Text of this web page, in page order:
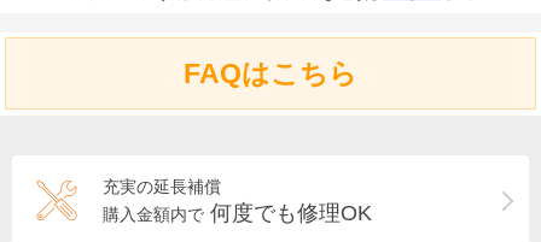
FAQはこちら
充実の延長補償
購入金額内で 何度でも修理OK